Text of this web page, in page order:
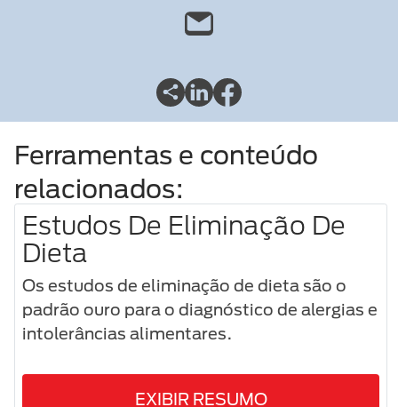
Ferramentas e conteúdo
relacionados:
Estudos De Eliminação De
Dieta
Os estudos de eliminação de dieta são o
padrão ouro para o diagnóstico de alergias e
intolerâncias alimentares.
EXIBIR RESUMO